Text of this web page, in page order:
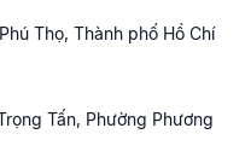
Thọ, Thành phố Hồ Chí
Tấn, Phường Phương